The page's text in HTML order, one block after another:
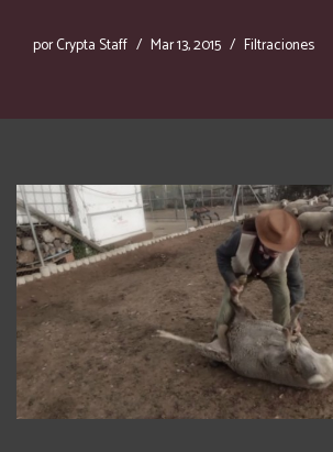
porCrypta Staff Mar 13, 2015 Filtraciones